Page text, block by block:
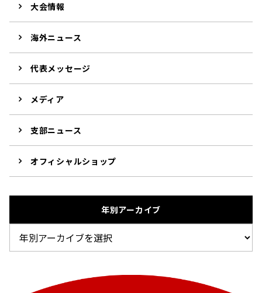
大会情報
海外ニュース
代表メッセージ
メディア
支部ニュース
オフィシャルショップ
年別アーカイブ